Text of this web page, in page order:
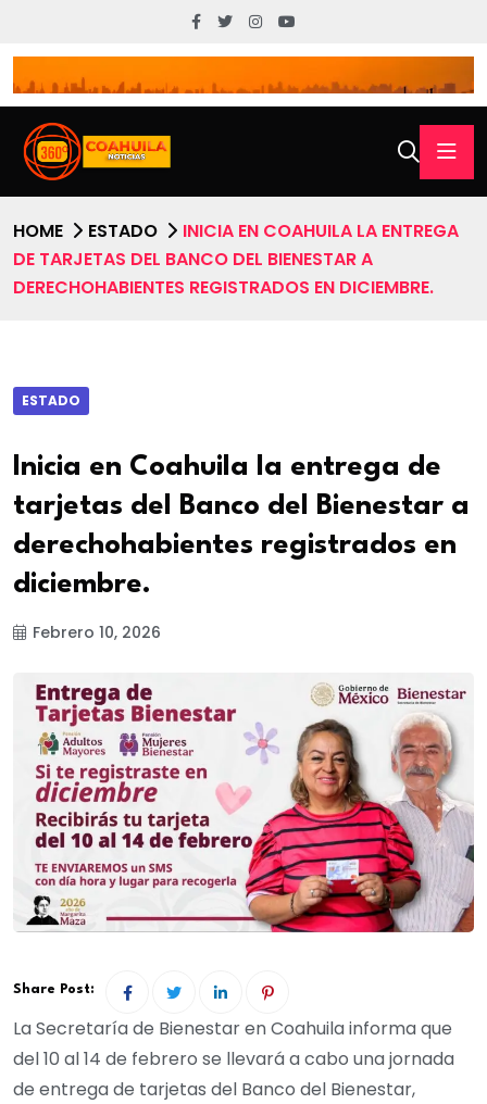
HOME ESTADO
INICIA EN COAHUILA LA ENTREGA
DE TARJETAS DEL BANCO DEL BIENESTAR A
DERECHOHABIENTES REGISTRADOS EN DICIEMBRE.
ESTADO
Inicia en Coahuila la entrega de
tarjetas del Banco del Bienestar a
derechohabientes registrados en
diciembre.
Febrero 10, 2026
Share Post:
La Secretaría de Bienestar en Coahuila informa que
del 10 al 14 de febrero se llevará a cabo una jornada
de entrega de tarjetas del Banco del Bienestar,